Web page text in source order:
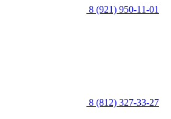
8 (921) 950-11-01
8 (812) 327-33-27